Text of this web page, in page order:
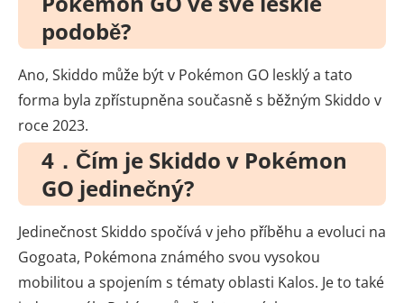
podobě?
Ano, Skiddo může být v Pokémon GO lesklý a tato
forma byla zpřístupněna současně s běžným Skiddo v
roce 2023.
4．Čím je Skiddo v Pokémon
GO jedinečný?
Jedinečnost Skiddo spočívá v jeho příběhu a evoluci na
Gogoata, Pokémona známého svou vysokou
mobilitou a spojením s tématy oblasti Kalos. Je to také